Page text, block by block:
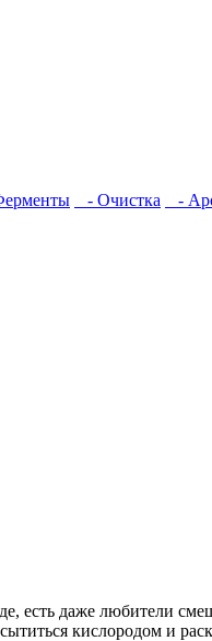
- Очистка -
есть даже любители
кислородом и